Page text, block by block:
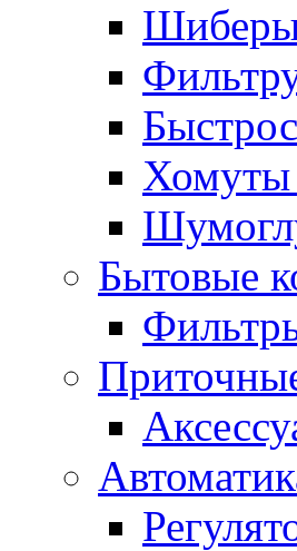
Хомуты
Бытовые